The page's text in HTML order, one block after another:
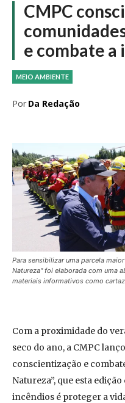
CMPC
e combate a
MEIO AMBIENTE
Por Da Redação
Para sensibilizar uma parcela
Natureza" foi elaborada com uma
materiais informativos como
Com a proximidade do
seco do ano, a CMPC
conscientização e
Natureza”, que esta
incêndios é proteger a